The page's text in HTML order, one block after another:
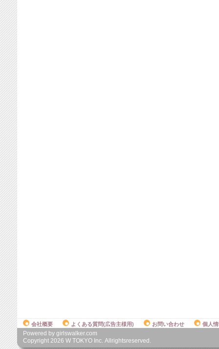
会社概要 よくある質問(広告主様用) お問い合わせ 個人
Powered by girlswalker.com
Copyright 2026 W TOKYO Inc. Allrightsreserved.